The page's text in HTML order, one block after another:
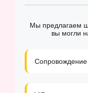
Мы предлагаем
вы могли
Сопровождение